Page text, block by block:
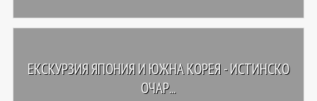
ЕКСКУРЗИЯ ЯПОНИЯ И ЮЖНА КОРЕЯ - ИСТИНСКО
ОЧАР...